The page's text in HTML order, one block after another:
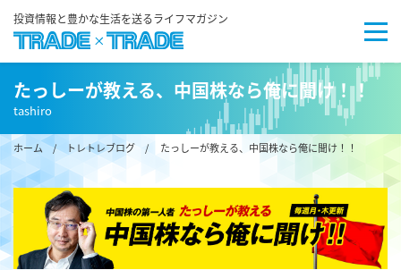
投資情報と豊かな生活を送るライフマガジン
たっしーが教える、中国株なら俺に聞け！！
tashiro
ホーム/ トレトレブログ / たっしーが教える、中国株なら俺に聞け！！